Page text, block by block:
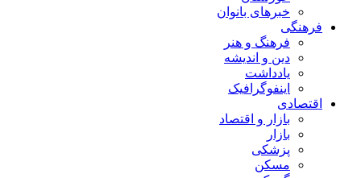
خبرهای بانوان
فرهنگی
فرهنگ و هنر
دین و اندیشه
یادداشت
اینفوگرافیک
اقتصادی
بازار و اقتصاد
بازار
پزشکی
مسکن